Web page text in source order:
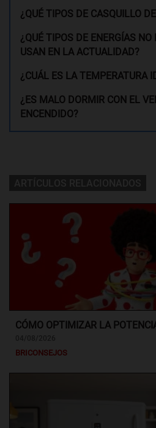
¿QUÉ TIPOS DE CASQUILLO
¿QUÉ TIPOS DE ENERGÍAS NO
USAN EN LA ACTUALIDAD?
¿CUÁL ES LA TEMPERATURA
¿ES MALO DORMIR CON EL
ENCENDIDO?
CÓMO OPTIMIZAR LA
BRICONSEJOS